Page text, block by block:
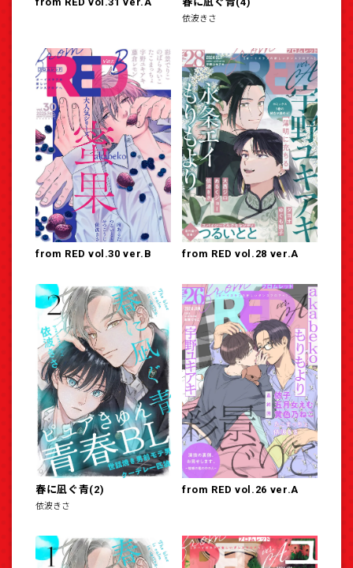
依波きさ
from RED vol.30 ver.B from RED vol.28 ver.A
春に凪ぐ青(2)
依波きさ
from RED vol.26 ver.A